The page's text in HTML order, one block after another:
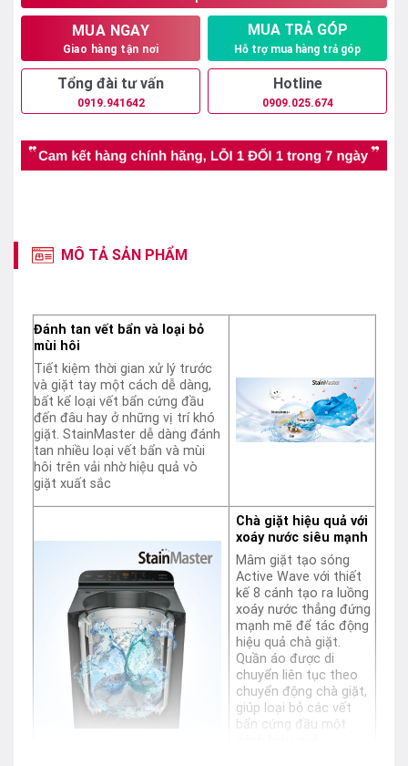
MUA NGAY
Giao hàng tận nơi
MUA TRẢ GÓP
Hỗ trợ mua hàng trả góp
Tổng đài tư vấn
0919.941642
Hotline
0909.025.674
MÔ TẢ SẢN PHẨM
Đánh tan vết bẩn và loại bỏ
mùi hôi
Tiết kiệm thời gian xử lý trước
và giặt tay một cách dễ dàng,
bất kể loại vết bẩn cứng đầu
đến đâu hay ở những vị trí khó
giặt. StainMaster dễ dàng đánh
tan nhiều loại vết bẩn và mùi
hôi trên vải nhờ hiệu quả vò
giặt xuất sắc
Chà giặt hiệu quả với
xoáy nước siêu mạnh
Mâm giặt tạo sóng
Active Wave với thiết
kế 8 cánh tạo ra luồng
xoáy nước thẳng đứng
mạnh mẽ để tác động
hiệu quả chà giặt.
Quần áo được di
chuyển liên tục theo
chuyển động chà giặt,
giúp loại bỏ các vết
bẩn cứng đầu một